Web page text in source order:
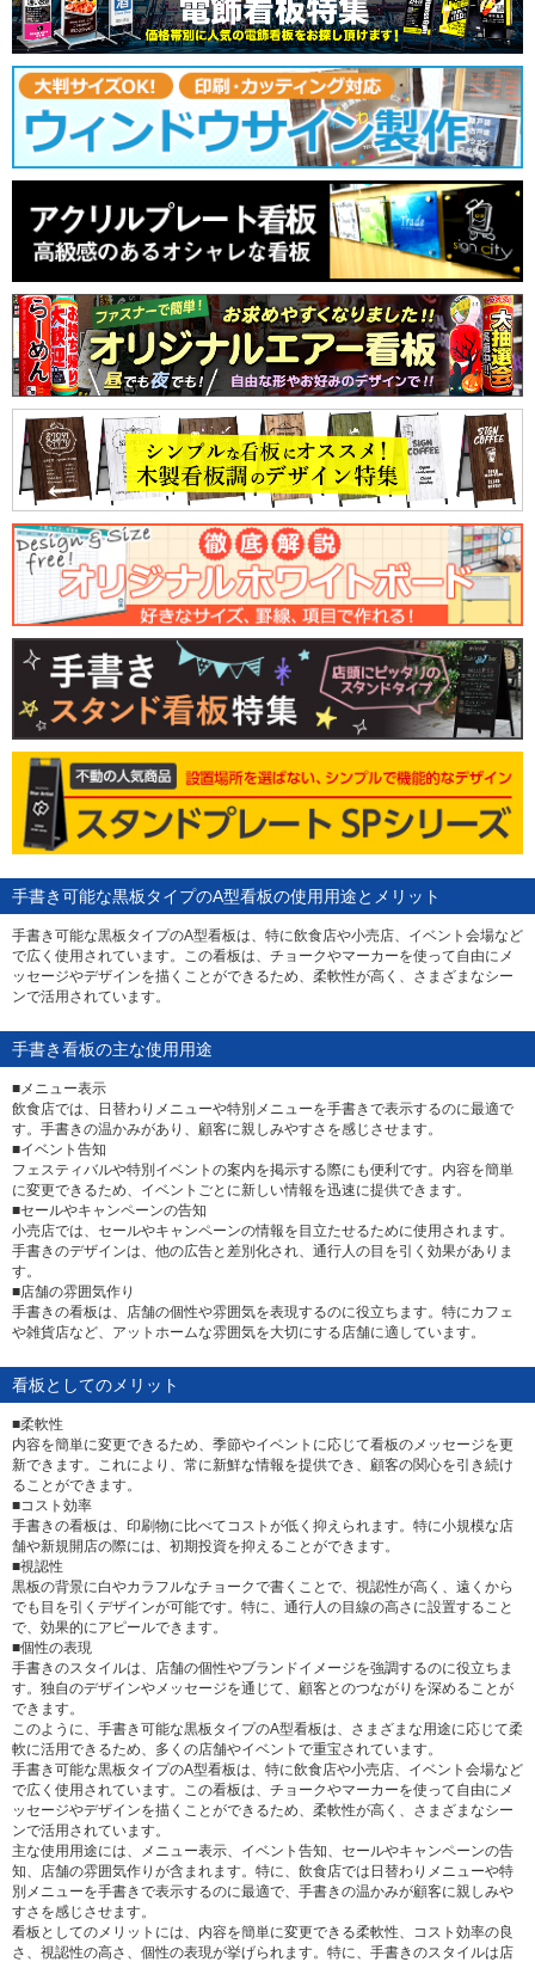
手書き可能な黒板タイプのA型看板の使用用途とメリット
手書き可能な黒板タイプのA型看板は、特に飲食店や小売店、イベント会場など
で広く使用されています。この看板は、チョークやマーカーを使って自由にメ
ッセージやデザインを描くことができるため、柔軟性が高く、さまざまなシー
ンで活用されています。
手書き看板の主な使用用途
■メニュー表示
飲食店では、日替わりメニューや特別メニューを手書きで表示するのに最適で
す。手書きの温かみがあり、顧客に親しみやすさを感じさせます。
■イベント告知
フェスティバルや特別イベントの案内を掲示する際にも便利です。内容を簡単
に変更できるため、イベントごとに新しい情報を迅速に提供できます。
■セールやキャンペーンの告知
小売店では、セールやキャンペーンの情報を目立たせるために使用されます。
手書きのデザインは、他の広告と差別化され、通行人の目を引く効果がありま
す。
■店舗の雰囲気作り
手書きの看板は、店舗の個性や雰囲気を表現するのに役立ちます。特にカフェ
や雑貨店など、アットホームな雰囲気を大切にする店舗に適しています。
看板としてのメリット
■柔軟性
内容を簡単に変更できるため、季節やイベントに応じて看板のメッセージを更
新できます。これにより、常に新鮮な情報を提供でき、顧客の関心を引き続け
ることができます。
■コスト効率
手書きの看板は、印刷物に比べてコストが低く抑えられます。特に小規模な店
舗や新規開店の際には、初期投資を抑えることができます。
■視認性
黒板の背景に白やカラフルなチョークで書くことで、視認性が高く、遠くから
でも目を引くデザインが可能です。特に、通行人の目線の高さに設置すること
で、効果的にアピールできます。
■個性の表現
手書きのスタイルは、店舗の個性やブランドイメージを強調するのに役立ちま
す。独自のデザインやメッセージを通じて、顧客とのつながりを深めることが
できます。
このように、手書き可能な黒板タイプのA型看板は、さまざまな用途に応じて柔
軟に活用できるため、多くの店舗やイベントで重宝されています。
手書き可能な黒板タイプのA型看板は、特に飲食店や小売店、イベント会場など
で広く使用されています。この看板は、チョークやマーカーを使って自由にメ
ッセージやデザインを描くことができるため、柔軟性が高く、さまざまなシー
ンで活用されています。
主な使用用途には、メニュー表示、イベント告知、セールやキャンペーンの告
知、店舗の雰囲気作りが含まれます。特に、飲食店では日替わりメニューや特
別メニューを手書きで表示するのに最適で、手書きの温かみが顧客に親しみや
すさを感じさせます。
看板としてのメリットには、内容を簡単に変更できる柔軟性、コスト効率の良
さ、視認性の高さ、個性の表現が挙げられます。特に、手書きのスタイルは店